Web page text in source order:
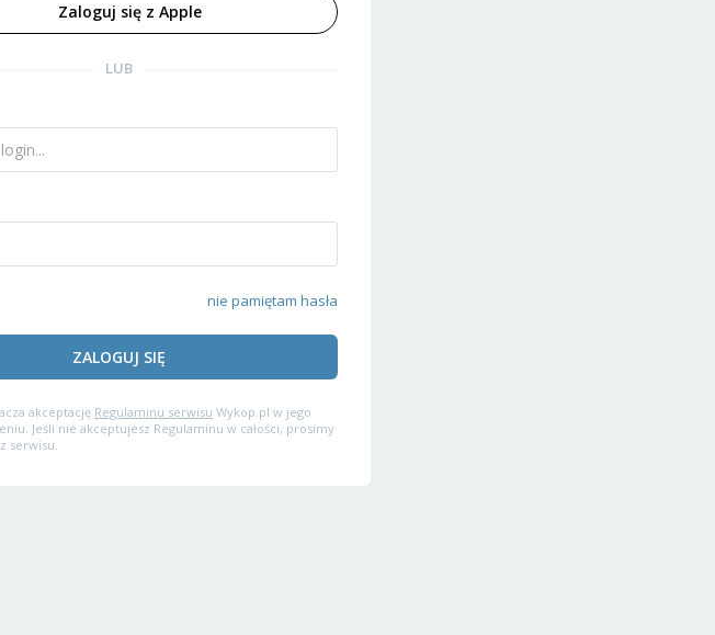
Zaloguj się z Apple
LUB
nie pamiętam hasła
ZALOGUJ SIĘ
akceptację Regulaminu serwisu Wykop.pl w jego
Jeśli nie akceptujesz Regulaminu w całości, prosimy
serwisu.